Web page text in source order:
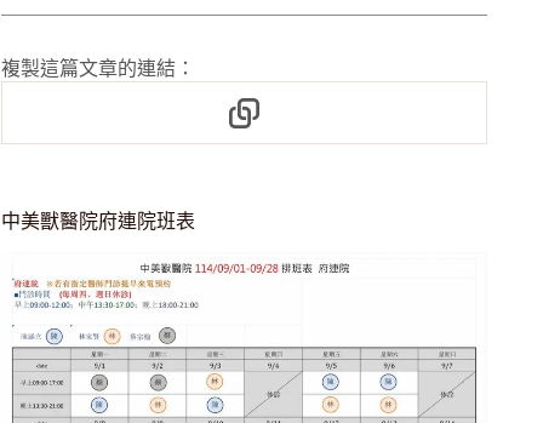
複製這篇文章的連結：
中美獸醫院府連院班表